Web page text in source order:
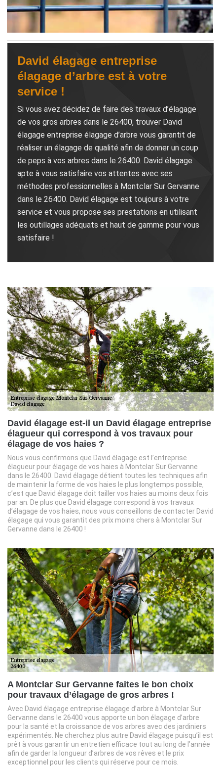
David élagage entreprise
élagage d’arbre est à votre
service !
Si vous avez décidez de faire des travaux d’élagage
de vos gros arbres dans le 26400, trouver David
élagage entreprise élagage d’arbre vous garantit de
réaliser un élagage de qualité afin de donner un coup
de peps à vos arbres dans le 26400. David élagage
apte à vous satisfaire vos attentes avec ses
méthodes professionnelles à Montclar Sur Gervanne
dans le 26400. David élagage est toujours à votre
service et vous propose ses prestations en utilisant
les outillages adéquats et haut de gamme pour vous
satisfaire !
David élagage est-il un David élagage entreprise
élagueur qui correspond à vos travaux pour
élagage de vos haies ?
Nous vous confirmons que David élagage est l’entreprise
élagueur pour élagage de vos haies à Montclar Sur Gervanne
dans le 26400. David élagage détient toutes les techniques afin
de maintenir la forme de vos haies le plus longtemps possible,
c’est que David élagage doit tailler vos haies au moins deux fois
par an. De plus que David élagage correspond à vos travaux
d’élagage de vos haies, nous vous conseillons de contacter David
élagage qui vous garantit des prix moins chers à Montclar Sur
Gervanne dans le 26400 !
A Montclar Sur Gervanne faites le bon choix
pour travaux d’élagage de gros arbres !
Avec David élagage entreprise élagage d’arbre à Montclar Sur
Gervanne dans le 26400 vous apporte un bon élagage d’arbre
pour la santé et la croissance de vos arbres avec des jardiniers
expérimentés. Ne cherchez plus autre David élagage puisqu’il est
prêt à vous garantir un entretien efficace tout au long de l’année
afin de garder la longueur d’arbres de vos rêves et le prix
exceptionnel pour les clients qui réserve pour ce mois.